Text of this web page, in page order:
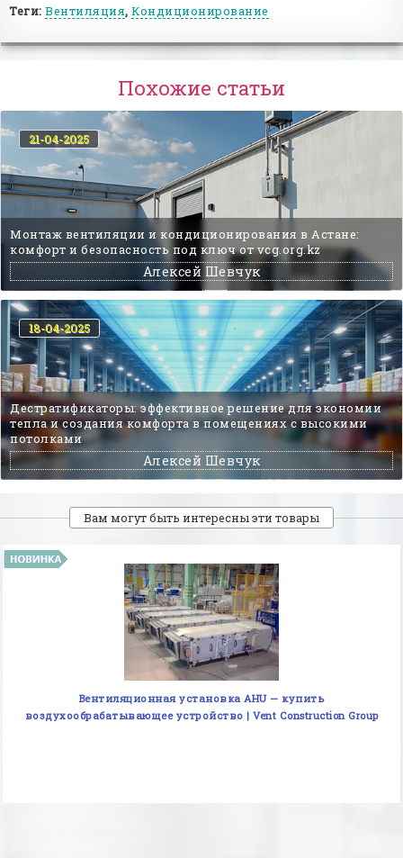
Теги: Вентиляция, Кондиционирование
Похожие статьи
Монтаж вентиляции и кондиционирования в Астане:
комфорт и безопасность под ключ от vcg.org.kz
Алексей Шевчук
21-04-2025
Дестратификаторы: эффективное решение для экономии
тепла и создания комфорта в помещениях с высокими
потолками
Алексей Шевчук
18-04-2025
Вам могут быть интересны эти товары
Вентиляционная установка AHU — купить
воздухообрабатывающее устройство | Vent Construction Group